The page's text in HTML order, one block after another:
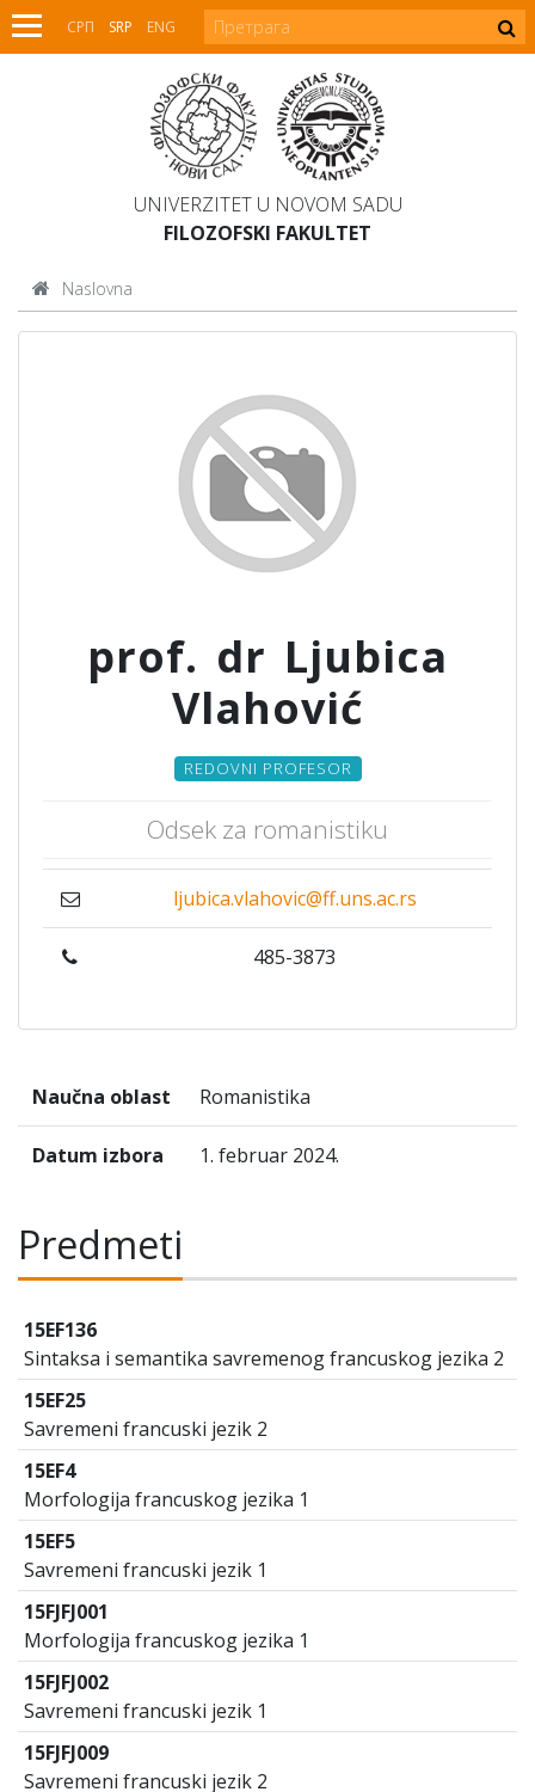
СРП SRP ENG
UNIVERZITET U NOVOM SADU
FILOZOFSKI FAKULTET
Naslovna
prof. dr Ljubica
Vlahović
REDOVNI PROFESOR
Odsek za romanistiku
ljubica.vlahovic@ff.uns.ac.rs
485-3873
Naučna oblast Romanistika
Datum izbora 1. februar 2024.
Predmeti
15EF136
Sintaksa i semantika savremenog francuskog jezika 2
15EF25
Savremeni francuski jezik 2
15EF4
Morfologija francuskog jezika 1
15EF5
Savremeni francuski jezik 1
15FJFJ001
Morfologija francuskog jezika 1
15FJFJ002
Savremeni francuski jezik 1
15FJFJ009
Savremeni francuski jezik 2